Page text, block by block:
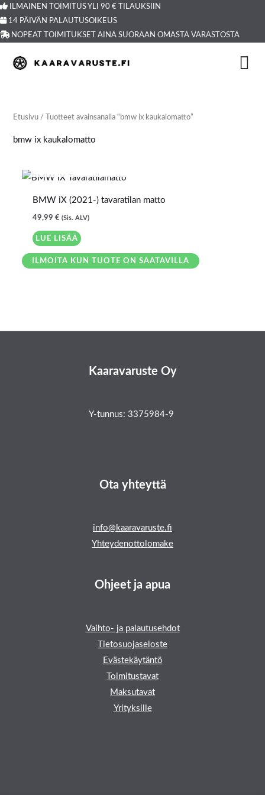
ILMAINEN TOIMITUS YLI 90 € TILAUKSIIN
14 PÄIVÄN PALAUTUSOIKEUS
NOPEAT TOIMITUKSET AINA SUORAAN OMASTA VARASTOSTA
Siirry
sisältöön
Etusivu / Tuotteet avainsanalla “bmw ix kaukalomatto”
bmw ix kaukalomatto
BMW iX (2021-) tavaratilan matto
49,99 € (Sis. ALV)
LUE LISÄÄ
ILMOITA KUN TUOTE ON SAATAVILLA
Kaaravaruste Oy
Y-tunnus: 3375984-9
Ota yhteyttä
info@kaaravaruste.fi
Yhteydenottolomake
Ohjeet ja apua
Vaihto- ja palautusehdot
Tietosuojaseloste
Evästekäytäntö
Toimitustavat
Maksutavat
Yrityksille